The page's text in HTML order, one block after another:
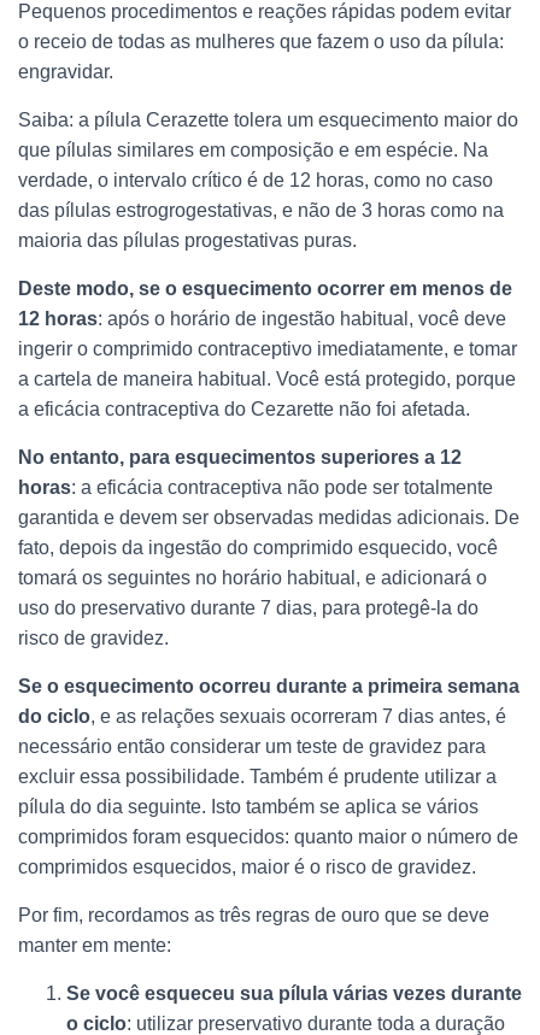
Pequenos procedimentos e reações rápidas podem evitar
o receio de todas as mulheres que fazem o uso da pílula:
engravidar.
Saiba: a pílula Cerazette tolera um esquecimento maior do
que pílulas similares em composição e em espécie. Na
verdade, o intervalo crítico é de 12 horas, como no caso
das pílulas estrogrogestativas, e não de 3 horas como na
maioria das pílulas progestativas puras.
Deste modo, se o esquecimento ocorrer em menos de
12 horas: após o horário de ingestão habitual, você deve
ingerir o comprimido contraceptivo imediatamente, e tomar
a cartela de maneira habitual. Você está protegido, porque
a eficácia contraceptiva do Cezarette não foi afetada.
No entanto, para esquecimentos superiores a 12
horas: a eficácia contraceptiva não pode ser totalmente
garantida e devem ser observadas medidas adicionais. De
fato, depois da ingestão do comprimido esquecido, você
tomará os seguintes no horário habitual, e adicionará o
uso do preservativo durante 7 dias, para protegê-la do
risco de gravidez.
Se o esquecimento ocorreu durante a primeira semana
do ciclo, e as relações sexuais ocorreram 7 dias antes, é
necessário então considerar um teste de gravidez para
excluir essa possibilidade. Também é prudente utilizar a
pílula do dia seguinte. Isto também se aplica se vários
comprimidos foram esquecidos: quanto maior o número de
comprimidos esquecidos, maior é o risco de gravidez.
Por fim, recordamos as três regras de ouro que se deve
manter em mente:
Se você esqueceu sua pílula várias vezes durante
o ciclo: utilizar preservativo durante toda a duração